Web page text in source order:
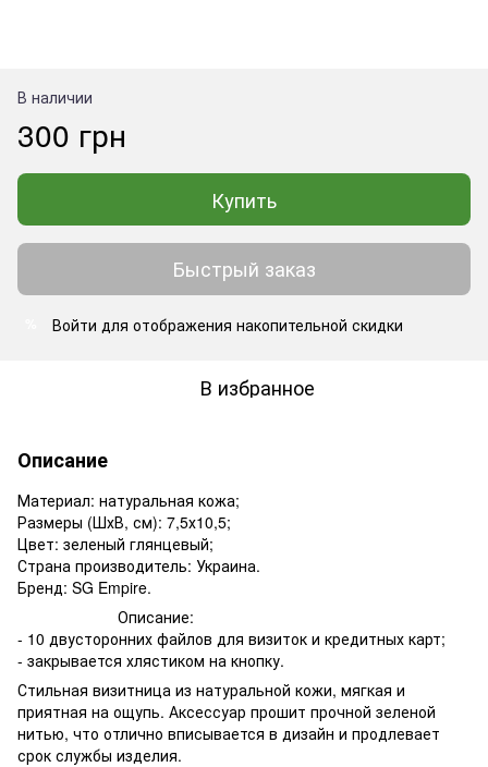
В наличии
300 грн
Купить
Быстрый заказ
Войти для отображения накопительной скидки
В избранное
Описание
Материал: натуральная кожа;
Размеры (ШхВ, см): 7,5х10,5;
Цвет: зеленый глянцевый;
Страна производитель: Украина.
Бренд: SG Empire.
Описание:
- 10 двусторонних файлов для визиток и кредитных карт;
- закрывается хлястиком на кнопку.
Стильная визитница из натуральной кожи, мягкая и
приятная на ощупь. Аксессуар прошит прочной зеленой
нитью, что отлично вписывается в дизайн и продлевает
срок службы изделия.